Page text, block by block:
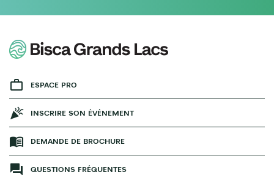
ESPACE PRO
INSCRIRE SON ÉVÉNEMENT
DEMANDE DE BROCHURE
QUESTIONS FRÉQUENTES